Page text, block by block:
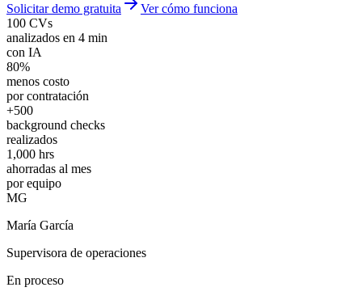
Solicitar demo gratuita
Ver cómo funciona
100 CVs
analizados en 4 min
con IA
80%
menos costo
por contratación
+500
background checks
realizados
1,000 hrs
ahorradas al mes
por equipo
MG
María García
Supervisora de operaciones
En proceso